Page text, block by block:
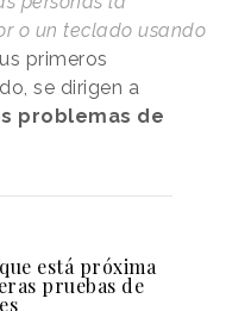
o un teclado usando
primeros
se dirigen a
problemas de
está próxima
pruebas de